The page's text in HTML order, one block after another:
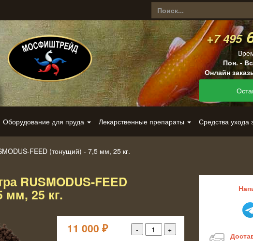
+7 495
Пон. -
Онлайн
Оборудование для пруда Лекарственные препараты Средства ухода
FEED (тонущий) - 7,5 мм, 25 кг.
RUSMODUS-FEED
мм, 25 кг.
11 000 ₽